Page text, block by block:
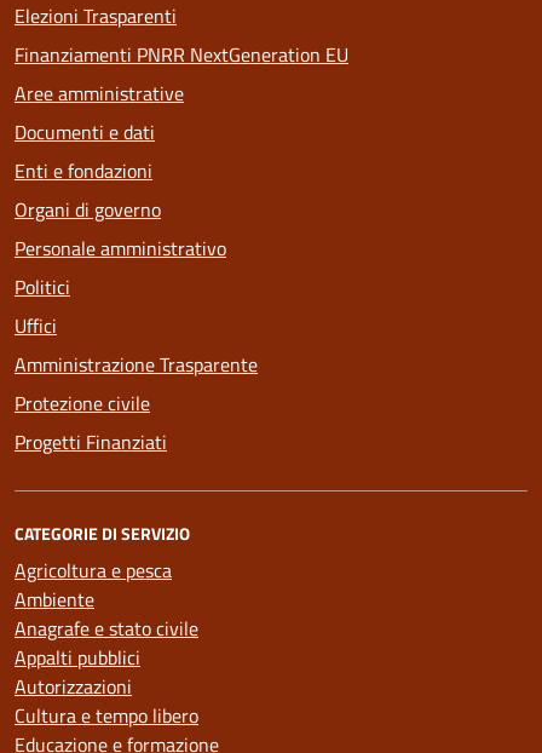
Elezioni Trasparenti
Finanziamenti PNRR NextGeneration EU
Aree amministrative
Documenti e dati
Enti e fondazioni
Organi di governo
Personale amministrativo
Politici
Uffici
Amministrazione Trasparente
Protezione civile
Progetti Finanziati
CATEGORIE DI SERVIZIO
Agricoltura e pesca
Ambiente
Anagrafe e stato civile
Appalti pubblici
Autorizzazioni
Cultura e tempo libero
Educazione e formazione